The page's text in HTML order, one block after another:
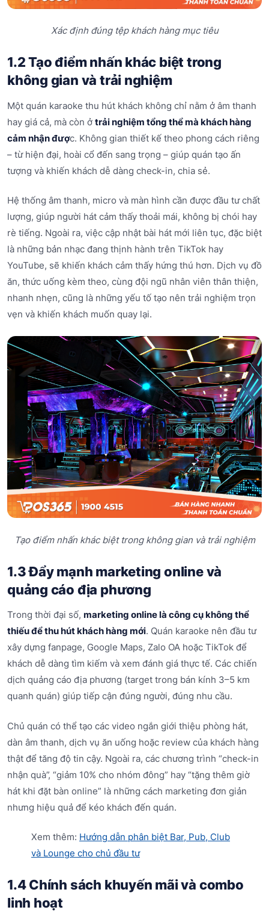
Xác định đúng tệp khách hàng mục tiêu
1.2 Tạo điểm nhấn khác biệt trong
không gian và trải nghiệm
Một quán karaoke thu hút khách không chỉ nằm ở âm thanh
hay giá cả, mà còn ở trải nghiệm tổng thể mà khách hàng
cảm nhận được. Không gian thiết kế theo phong cách riêng
– từ hiện đại, hoài cổ đến sang trọng – giúp quán tạo ấn
tượng và khiến khách dễ dàng check-in, chia sẻ.
Hệ thống âm thanh, micro và màn hình cần được đầu tư chất
lượng, giúp người hát cảm thấy thoải mái, không bị chói hay
rè tiếng. Ngoài ra, việc cập nhật bài hát mới liên tục, đặc biệt
là những bản nhạc đang thịnh hành trên TikTok hay
YouTube, sẽ khiến khách cảm thấy hứng thú hơn. Dịch vụ đồ
ăn, thức uống kèm theo, cùng đội ngũ nhân viên thân thiện,
nhanh nhẹn, cũng là những yếu tố tạo nên trải nghiệm trọn
vẹn và khiến khách muốn quay lại.
Tạo điểm nhấn khác biệt trong không gian và trải nghiệm
1.3 Đẩy mạnh marketing online và
quảng cáo địa phương
Trong thời đại số, marketing online là công cụ không thể
thiếu để thu hút khách hàng mới. Quán karaoke nên đầu tư
xây dựng fanpage, Google Maps, Zalo OA hoặc TikTok để
khách dễ dàng tìm kiếm và xem đánh giá thực tế. Các chiến
dịch quảng cáo địa phương (target trong bán kính 3–5 km
quanh quán) giúp tiếp cận đúng người, đúng nhu cầu.
Chủ quán có thể tạo các video ngắn giới thiệu phòng hát,
dàn âm thanh, dịch vụ ăn uống hoặc review của khách hàng
thật để tăng độ tin cậy. Ngoài ra, các chương trình “check-in
nhận quà”, “giảm 10% cho nhóm đông” hay “tặng thêm giờ
hát khi đặt bàn online” là những cách marketing đơn giản
nhưng hiệu quả để kéo khách đến quán.
Xem thêm: Hướng dẫn phân biệt Bar, Pub, Club
và Lounge cho chủ đầu tư
1.4 Chính sách khuyến mãi và combo
linh hoạt